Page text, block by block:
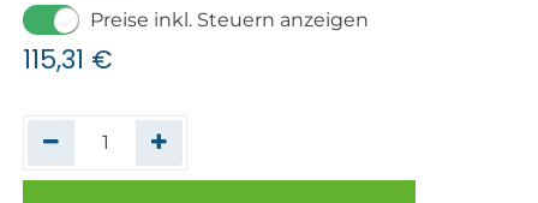
Preise inkl. Steuern anzeigen
115,31 €